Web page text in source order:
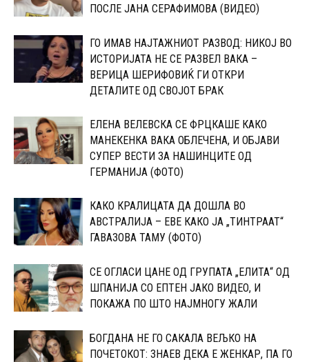
ПОСЛЕ ЈАНА СЕРАФИМОВА (ВИДЕО)
ГО ИМАВ НАЈТАЖНИОТ РАЗВОД: НИКОЈ ВО
ИСТОРИЈАТА НЕ СЕ РАЗВЕЛ ВАКА –
ВЕРИЦА ШЕРИФОВИЌ ГИ ОТКРИ
ДЕТАЛИТЕ ОД СВОЈОТ БРАК
ЕЛЕНА ВЕЛЕВСКА СЕ ФРЦКАШЕ КАКО
МАНЕКЕНКА ВАКА ОБЛЕЧЕНА, И ОБЈАВИ
СУПЕР ВЕСТИ ЗА НАШИНЦИТЕ ОД
ГЕРМАНИЈА (ФОТО)
КАКО КРАЛИЦАТА ДА ДОШЛА ВО
АВСТРАЛИЈА – ЕВЕ КАКО ЈА „ТИНТРААТ“
ГАВАЗОВА ТАМУ (ФОТО)
CЕ ОГЛАСИ ЦАНЕ ОД ГРУПАТА „ЕЛИТА“ ОД
ШПАНИЈА CО ЕПТЕН ЈАКО ВИДЕО, И
ПОКАЖА ПО ШТО НАЈМНОГУ ЖАЛИ
БОГДАНА НЕ ГО САКАЛА ВЕЉКО НА
ПОЧЕТОКОТ: 3НАЕВ ДЕКА Е ЖЕНКАР, ПА ГО